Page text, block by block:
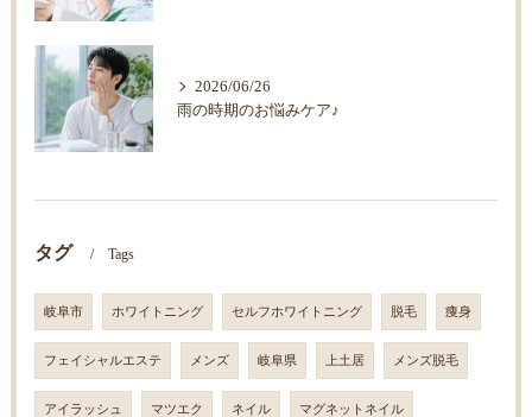
2026/06/26
雨の時期のお悩みケア♪
タグ Tags
岐阜市 ホワイトニング セルフホワイトニング 脱毛 痩身
フェイシャルエステ メンズ 岐阜県 上土居 メンズ脱毛
アイラッシュ マツエク ネイル マグネットネイル